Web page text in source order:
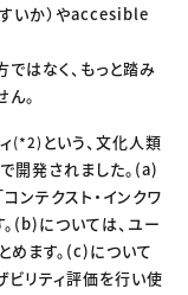
いか）やaccesible
はなく、もっと踏み
。
(*2) という、文化人類
開発されました。(a)
ンテクスト・インクワ
(b)については、ユー
めます。(c)について
ビリティ評価を行い使